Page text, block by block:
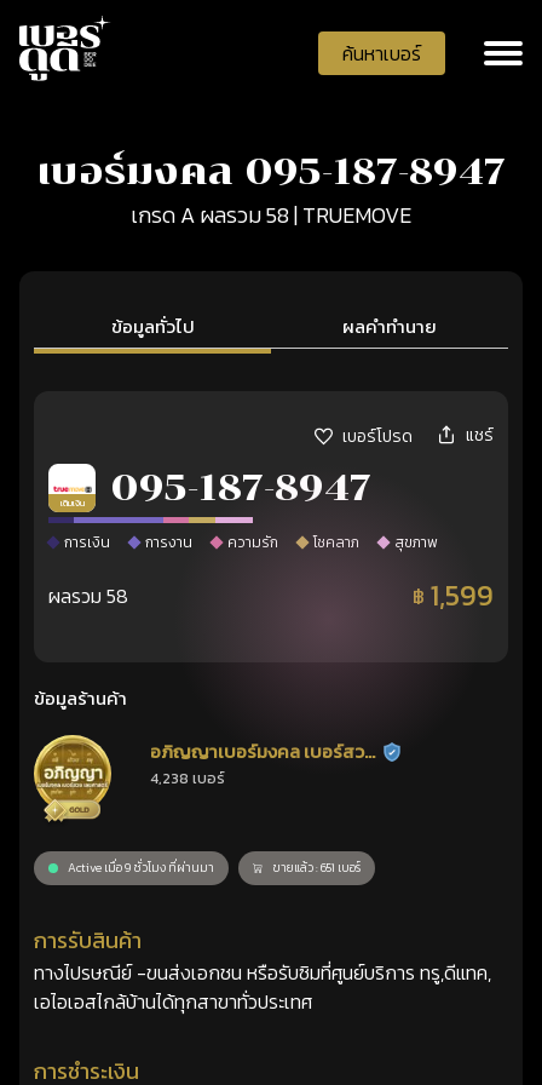
ค้นหาเบอร์
เบอร์มงคล 095-187-8947
เกรด A ผลรวม 58 | TRUEMOVE
ข้อมูลทั่วไป ผลคำทำนาย
เบอร์โปรด แชร์
เติมเงิน 095-187-8947
การเงิน การงาน ความรัก โชคลาภ สุขภาพ
ผลรวม 58 ฿ 1,599
ข้อมูลร้านค้า
อภิญญาเบอร์มงคล เบอร์สวย
เลขศาสตร์
ร้านยืนยันแล้ว
4,238 เบอร์
Active เมื่อ 9 ชั่วโมง ที่ผ่านมา ขายแล้ว : 651 เบอร์
การรับสินค้า
ทางไปรษณีย์ -ขนส่งเอกชน หรือรับซิมที่ศูนย์บริการ ทรู,ดีแทค,
เอไอเอสไกล้บ้านได้ทุกสาขาทั่วประเทศ
การชำระเงิน